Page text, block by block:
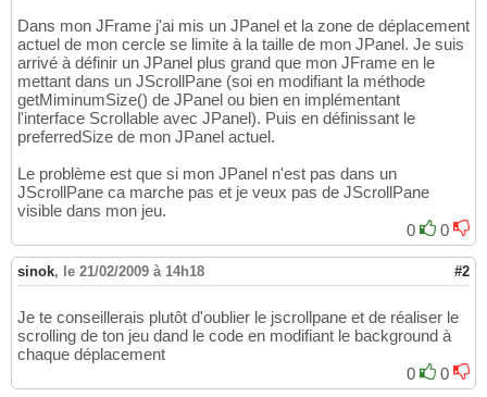
Dans mon JFrame j'ai mis un JPanel et la zone de déplacement
actuel de mon cercle se limite à la taille de mon JPanel. Je suis
arrivé à définir un JPanel plus grand que mon JFrame en le
mettant dans un JScrollPane (soi en modifiant la méthode
getMiminumSize() de JPanel ou bien en implémentant
l'interface Scrollable avec JPanel). Puis en définissant le
preferredSize de mon JPanel actuel.
Le problème est que si mon JPanel n'est pas dans un
JScrollPane ca marche pas et je veux pas de JScrollPane
visible dans mon jeu.
0
0
sinok, le 21/02/2009 à 14h18 #2
Je te conseillerais plutôt d'oublier le jscrollpane et de réaliser le
scrolling de ton jeu dand le code en modifiant le background à
chaque déplacement
0
0